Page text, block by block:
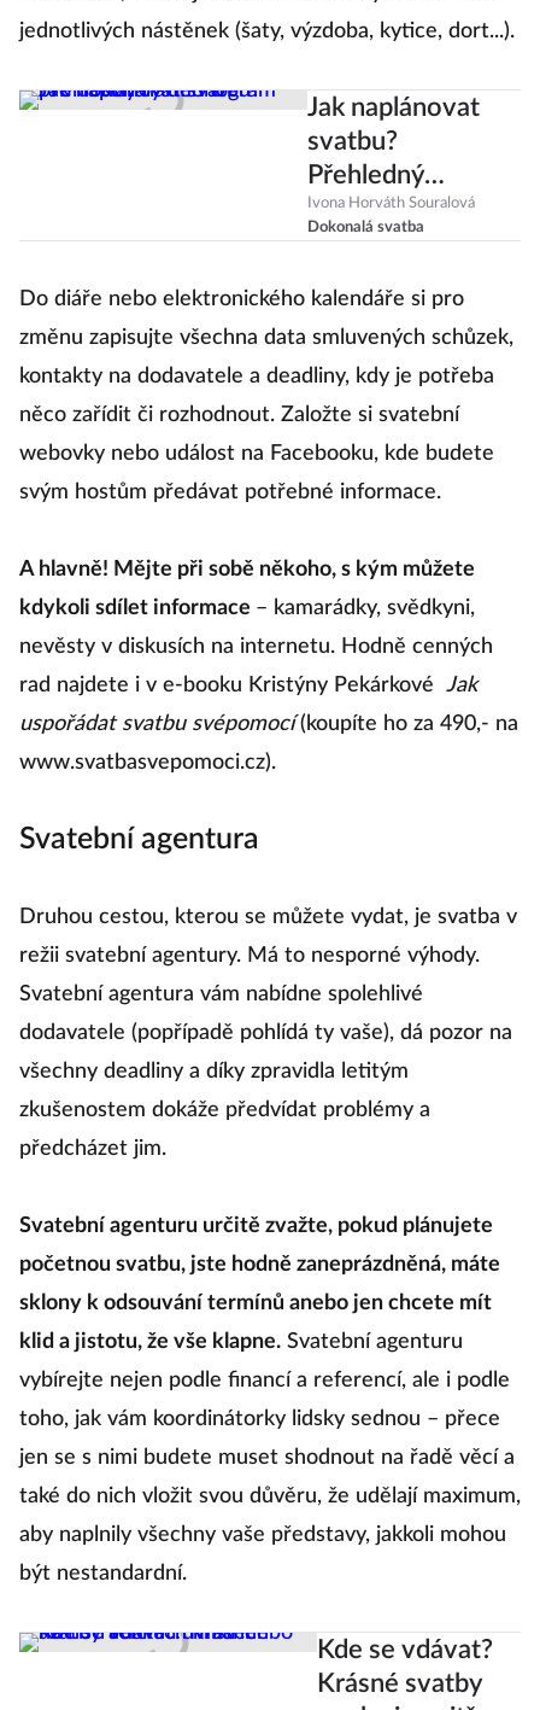
jednotlivých nástěnek (šaty, výzdoba, kytice, dort...).
Jak naplánovat
svatbu?
Přehledný
harmonogram pro
dokonalý den D
Ivona Horváth Souralová
Dokonalá svatba
Do diáře nebo elektronického kalendáře si pro
změnu zapisujte všechna data smluvených schůzek,
kontakty na dodavatele a deadliny, kdy je potřeba
něco zařídit či rozhodnout. Založte si svatební
webovky nebo událost na Facebooku, kde budete
svým hostům předávat potřebné informace.
A hlavně! Mějte při sobě někoho, s kým můžete
kdykoli sdílet informace – kamarádky, svědkyni,
nevěsty v diskusích na internetu. Hodně cenných
rad najdete i v e-booku Kristýny Pekárkové
Jak
uspořádat svatbu svépomocí(koupíte ho za 490,- na
www.svatbasvepomoci.cz).
Svatební agentura
Druhou cestou, kterou se můžete vydat, je svatba v
režii svatební agentury. Má to nesporné výhody.
Svatební agentura vám nabídne spolehlivé
dodavatele (popřípadě pohlídá ty vaše), dá pozor na
všechny deadliny a díky zpravidla letitým
zkušenostem dokáže předvídat problémy a
předcházet jim.
Svatební agenturu určitě zvažte, pokud plánujete
početnou svatbu, jste hodně zaneprázdněná, máte
sklony k odsouvání termínů anebo jen chcete mít
klid a jistotu, že vše klapne. Svatební agenturu
vybírejte nejen podle financí a referencí, ale i podle
toho, jak vám koordinátorky lidsky sednou – přece
jen se s nimi budete muset shodnout na řadě věcí a
také do nich vložit svou důvěru, že udělají maximum,
aby naplnily všechny vaše představy, jakkoli mohou
být nestandardní.
Kde se vdávat?
Krásné svatby